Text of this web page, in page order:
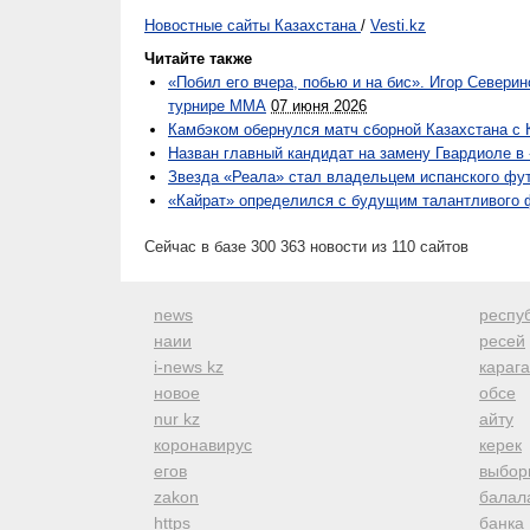
Новостные сайты Казахстана / Vesti.kz
Читайте также
«Побил его вчера, побью и на бис». Игор
турнире ММА 07 июня 2026
Камбэком обернулся матч сборной Казахстана с
Назван главный кандидат на замену Гвардиоле
Звезда «Реала» стал владельцем испанского
«Кайрат» определился с будущим талантливого
Сейчас в базе 300 363 новости из 110 сайтов
news
наии
i-news kz
новое
nur kz
коронавирус
егов
zakon
https
ресей
обсе
айту
керек
банка